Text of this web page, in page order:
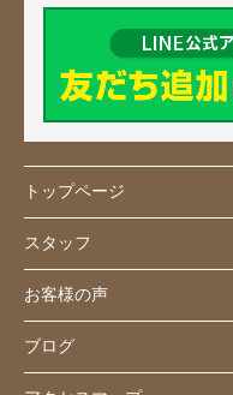
トップページ
スタッフ
お客様の声
ブログ